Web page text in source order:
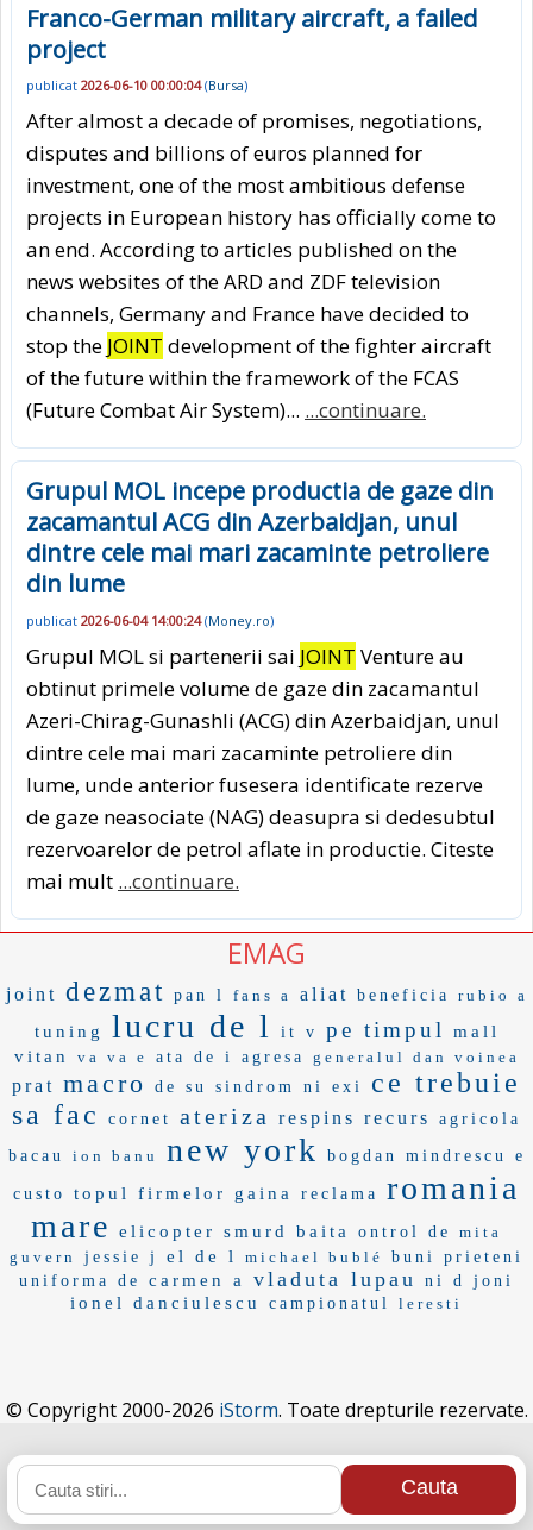
Franco-German military aircraft, a failed
project
publicat 2026-06-10 00:00:04(Bursa)
After almost a decade of promises, negotiations,
disputes and billions of euros planned for
investment, one of the most ambitious defense
projects in European history has officially come to
an end. According to articles published on the
news websites of the ARD and ZDF television
channels, Germany and France have decided to
stop the JOINT development of the fighter aircraft
of the future within the framework of the FCAS
(Future Combat Air System)... ...continuare.
Grupul MOL incepe productia de gaze din
zacamantul ACG din Azerbaidjan, unul
dintre cele mai mari zacaminte petroliere
din lume
publicat 2026-06-04 14:00:24(Money.ro)
Grupul MOL si partenerii sai JOINT Venture au
obtinut primele volume de gaze din zacamantul
Azeri-Chirag-Gunashli (ACG) din Azerbaidjan, unul
dintre cele mai mari zacaminte petroliere din
lume, unde anterior fusesera identificate rezerve
de gaze neasociate (NAG) deasupra si dedesubtul
rezervoarelor de petrol aflate in productie. Citeste
mai mult ...continuare.
EMAG
joint dezmat pan l fans a aliat beneficia rubio a
tuning lucru de l it v pe timpul
mall
vitan
va va e ata de i agresa generalul dan voinea
prat macro de su sindrom ni exi
ce trebuie
sa fac
cornet ateriza respins recurs agricola
bacau ion banu new york bogdan mindrescu e
custo topul firmelor gaina reclama
romania
mare
elicopter smurd baita ontrol de
mita
guvern
jessie j el de l michael bublé
buni prieteni
uniforma de
carmen a vladuta lupau ni d joni
ionel danciulescu campionatul leresti
© Copyright 2000-2026 iStorm. Toate drepturile rezervate.